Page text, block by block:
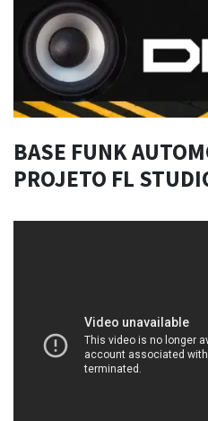
BASE FUNK
PROJETO FL